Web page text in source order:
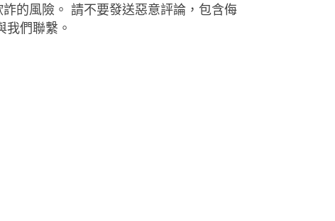
的風險。 請不要發送惡意評論，包含侮
們聯繫。